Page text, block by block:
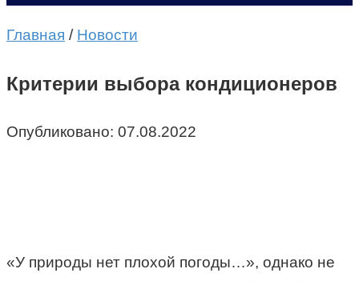
Главная / Новости
Критерии выбора кондиционеров
Опубликовано: 07.08.2022
«У природы нет плохой погоды…», однако не